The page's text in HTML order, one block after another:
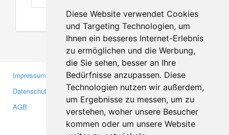
Diese Website verwendet Cookies
und Targeting Technologien, um
Ihnen ein besseres Internet-Erlebnis
zu ermöglichen und die Werbung,
die Sie sehen, besser an Ihre
Bedürfnisse anzupassen. Diese
Technologien nutzen wir außerdem,
um Ergebnisse zu messen, um zu
verstehen, woher unsere Besucher
kommen oder um unsere Website
Impressum
Datenschutzerklärung
AGB
Gewerbetreibende
Investoren
Medien